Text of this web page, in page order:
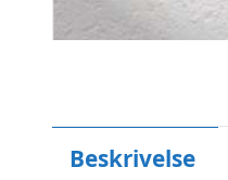
Beskrivelse